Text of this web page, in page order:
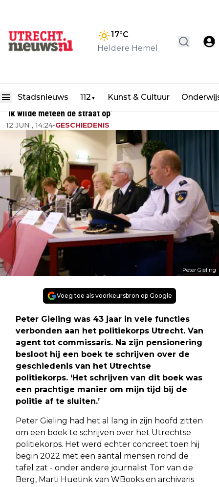
17°C
Heldere Hemel
Stadsnieuws 112 ▼ Kunst & Cultuur
‘Ik wilde meteen de straat op’
12 JUN , 14:24•GESCHIEDENIS
Peter Gieling
Voeg toe als voorkeursbron op Google
Peter Gieling was 43 jaar in vele functies
verbonden aan het politiekorps Utrecht. Van
agent tot commissaris. Na zijn pensionering
besloot hij een boek te schrijven over de
geschiedenis van het Utrechtse
politiekorps. ‘Het schrijven van dit boek was
een prachtige manier om mijn tijd bij de
politie af te sluiten.’
Peter Gieling had het al lang in zijn hoofd zitten
om een boek te schrijven over het Utrechtse
politiekorps. Het werd echter concreet toen hij
begin 2022 met een aantal mensen rond de
tafel zat - onder andere journalist Ton van de
Berg, Marti Huetink van WBooks en archivaris